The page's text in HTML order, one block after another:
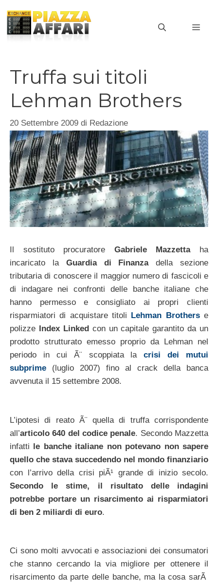
contenuto
Truffa sui titoli
Lehman Brothers
20 Settembre 2009 di Redazione
Il sostituto procuratore Gabriele Mazzettaha
incaricato la Guardia di Finanzadella sezione
tributaria di conoscere il maggior numero di fascicoli e
di indagare nei confronti delle banche italiane che
hanno permesso e consigliato ai propri clienti
risparmiatori di acquistare titoli
Lehman Brotherse
polizze
Index Linked con un capitale garantito da un
prodotto strutturato emesso proprio da Lehman nel
periodo in cui Ã¨ scoppiata lacrisi dei mutui
subprime (luglio 2007) fino al crack della banca
avvenuta il 15 settembre 2008.
L’ipotesi di reato Ã¨ quella di truffa corrispondente
all’articolo 640 del codice penale. Secondo Mazzetta
infatti le banche italiane non potevano non sapere
quello che stava succedendo nel mondo finanziario
con l’arrivo della crisi piÃ¹ grande di inizio secolo.
Secondo le stime, il risultato delle indagini
potrebbe portare un risarcimento ai risparmiatori
di ben 2 miliardi di euro.
Ci sono molti avvocati e associazioni dei consumatori
che stanno cercando la via migliore per ottenere il
risarcimento da parte delle banche, ma la cosa sarÃ